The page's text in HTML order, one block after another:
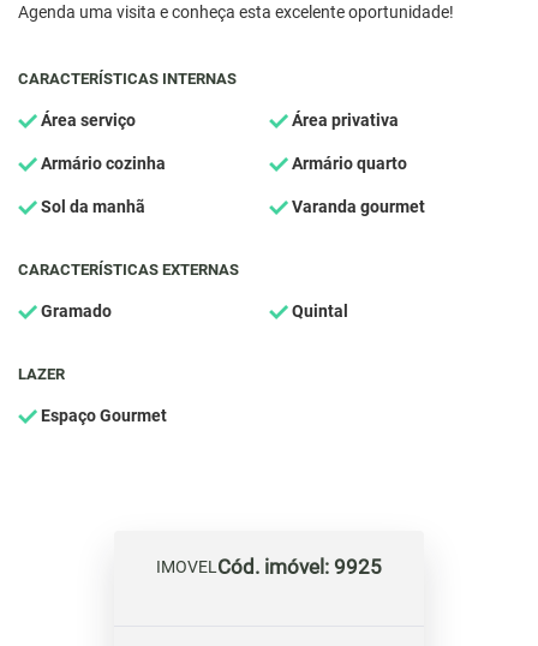
Agenda uma visita e conheça esta excelente oportunidade!
CARACTERÍSTICAS INTERNAS
Área serviço Área privativa
Armário cozinha Armário quarto
Sol da manhã Varanda gourmet
CARACTERÍSTICAS EXTERNAS
Gramado Quintal
LAZER
Espaço Gourmet
IMOVELCód. imóvel: 9925